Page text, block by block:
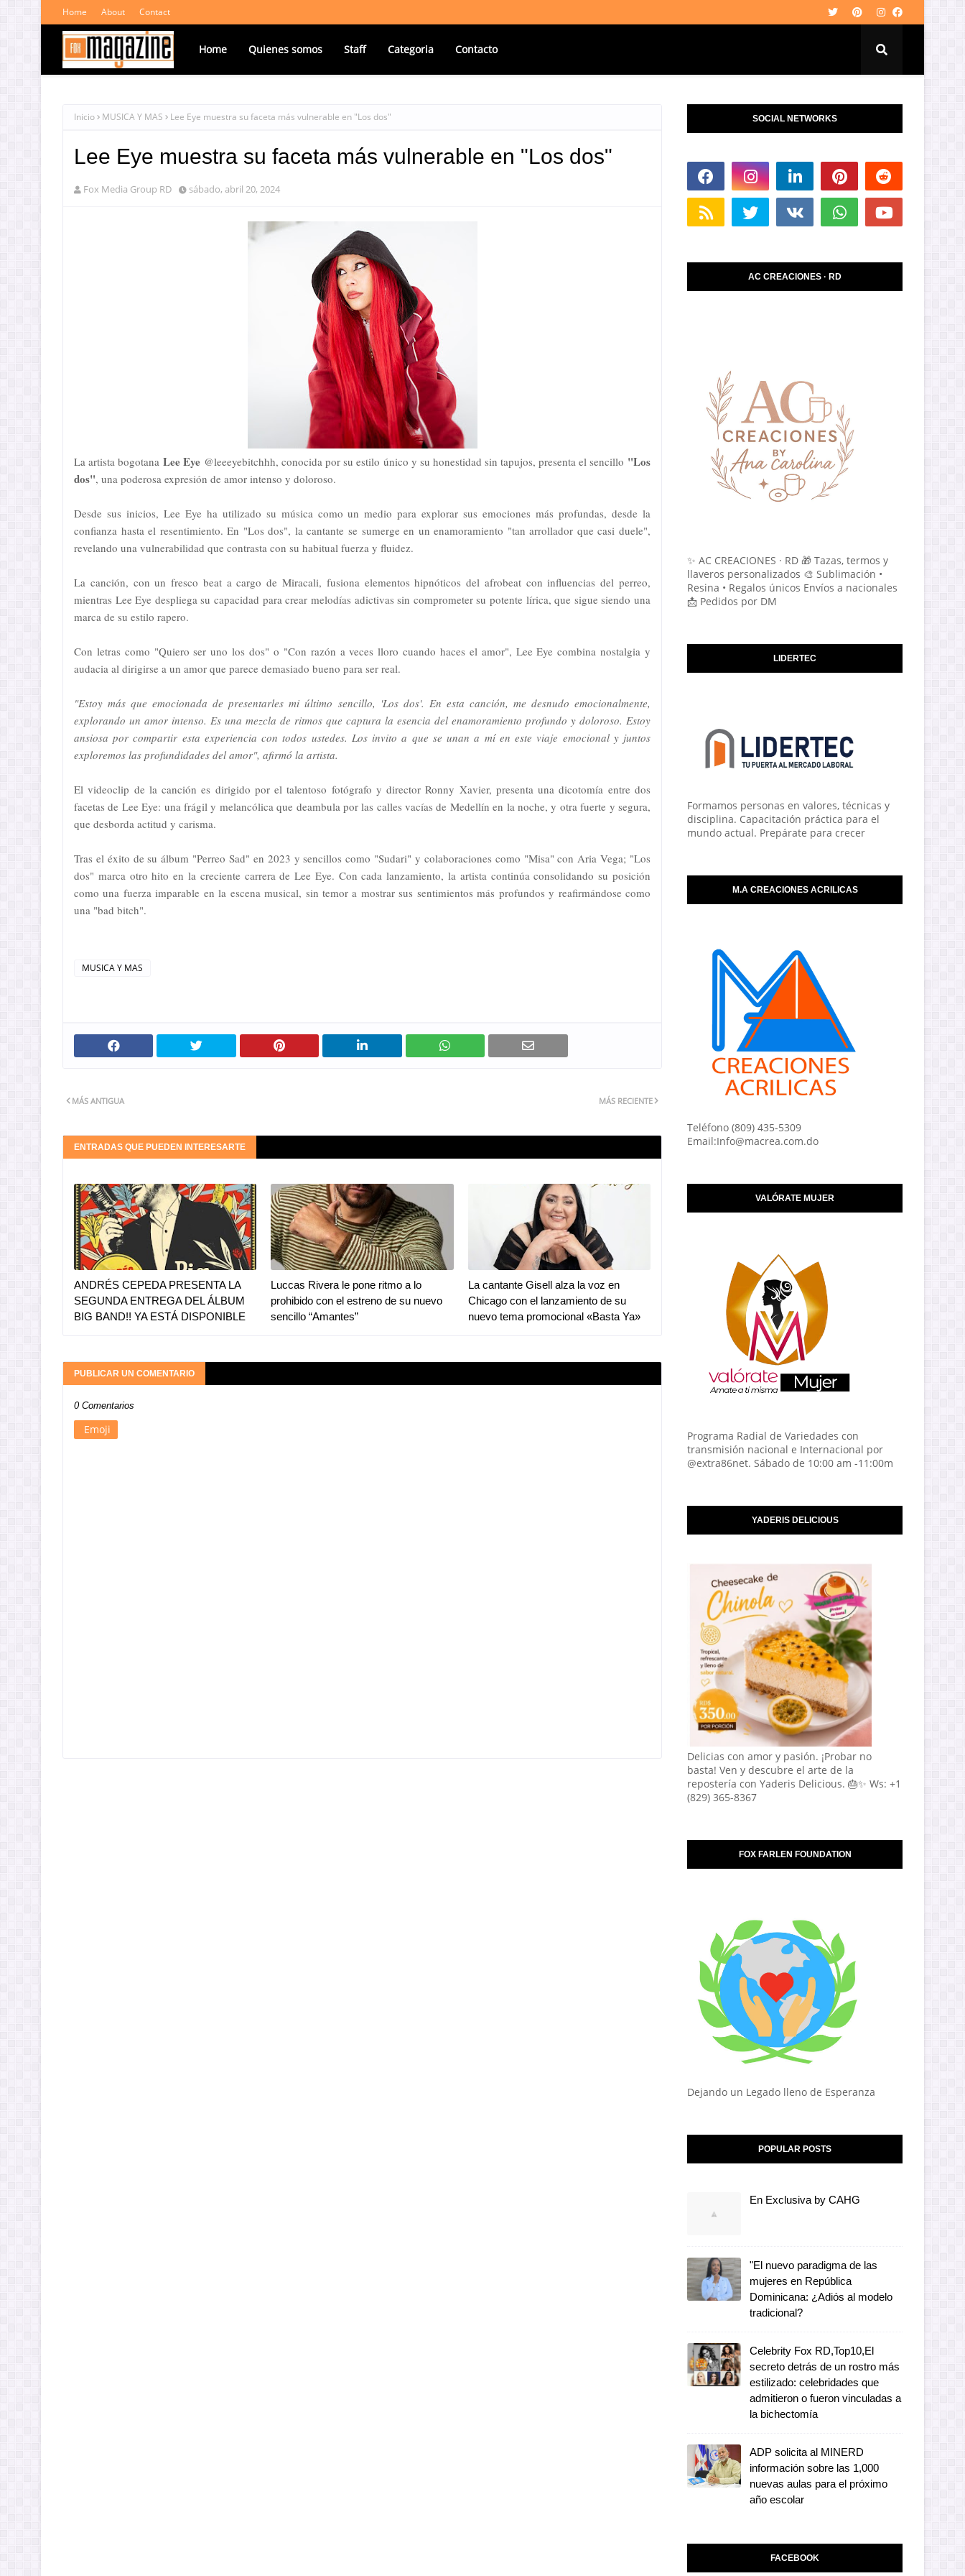
Home About Contact
Home Quienes somos Staff Categoria Contacto
Inicio MUSICA Y MAS Lee Eye muestra su faceta más vulnerable en "Los dos"
Lee Eye muestra su faceta más vulnerable en "Los dos"
Fox Media Group RD sábado, abril 20, 2024
La artista bogotanaLee Eye @leeeyebitchhh, conocida por su estilo único y su honestidad sin tapujos, presenta el sencillo "Los
dos", una poderosa expresión de amor intenso y doloroso.
Desde sus inicios, Lee Eye ha utilizado su música como un medio para explorar sus emociones más profundas, desde la
confianza hasta el resentimiento. En "Los dos", la cantante se sumerge en un enamoramiento "tan arrollador que casi duele",
revelando una vulnerabilidad que contrasta con su habitual fuerza y fluidez.
La canción, con un fresco beat a cargo de Miracali, fusiona elementos hipnóticos del afrobeat con influencias del perreo,
mientras Lee Eye despliega su capacidad para crear melodías adictivas sin comprometer su potente lírica, que sigue siendo una
marca de su estilo rapero.
Con letras como "Quiero ser uno los dos" o "Con razón a veces lloro cuando haces el amor", Lee Eye combina nostalgia y
audacia al dirigirse a un amor que parece demasiado bueno para ser real.
"Estoy más que emocionada de presentarles mi último sencillo, 'Los dos'. En esta canción, me desnudo emocionalmente,
explorando un amor intenso. Es una mezcla de ritmos que captura la esencia del enamoramiento profundo y doloroso. Estoy
ansiosa por compartir esta experiencia con todos ustedes. Los invito a que se unan a mí en este viaje emocional y juntos
exploremos las profundidades del amor", afirmó la artista.
El videoclip de la canción es dirigido por el talentoso fotógrafo y director Ronny Xavier, presenta una dicotomía entre dos
facetas de Lee Eye: una frágil y melancólica que deambula por las calles vacías de Medellín en la noche, y otra fuerte y segura,
que desborda actitud y carisma.
Tras el éxito de su álbum "Perreo Sad" en 2023 y sencillos como "Sudari" y colaboraciones como "Misa" con Aria Vega; "Los
dos" marca otro hito en la creciente carrera de Lee Eye. Con cada lanzamiento, la artista continúa consolidando su posición
como una fuerza imparable en la escena musical, sin temor a mostrar sus sentimientos más profundos y reafirmándose como
una "bad bitch".
MUSICA Y MAS
MÁS RECIENTE
MÁS ANTIGUA
ENTRADAS QUE PUEDEN INTERESARTE
ANDRÉS CEPEDA PRESENTA LA
SEGUNDA ENTREGA DEL ÁLBUM
BIG BAND!! YA ESTÁ DISPONIBLE
Luccas Rivera le pone ritmo a lo
prohibido con el estreno de su nuevo
sencillo “Amantes”
La cantante Gisell alza la voz en
Chicago con el lanzamiento de su
nuevo tema promocional «Basta Ya»
PUBLICAR UN COMENTARIO
0 Comentarios
Emoji
SOCIAL NETWORKS
AC CREACIONES · RD
✨ AC CREACIONES · RD 🎁 Tazas, termos y
llaveros personalizados 🎨 Sublimación •
Resina • Regalos únicos Envíos a nacionales
📩 Pedidos por DM
LIDERTEC
Formamos personas en valores, técnicas y
disciplina. Capacitación práctica para el
mundo actual. Prepárate para crecer
M.A CREACIONES ACRILICAS
Teléfono (809) 435-5309
Email:Info@macrea.com.do
VALÓRATE MUJER
Programa Radial de Variedades con
transmisión nacional e Internacional por
@extra86net. Sábado de 10:00 am -11:00m
YADERIS DELICIOUS
Delicias con amor y pasión. ¡Probar no
basta! Ven y descubre el arte de la
repostería con Yaderis Delicious. 🎂✨ Ws: +1
(829) 365-8367
FOX FARLEN FOUNDATION
Dejando un Legado lleno de Esperanza
POPULAR POSTS
En Exclusiva by CAHG
"El nuevo paradigma de las
mujeres en República
Dominicana: ¿Adiós al modelo
tradicional?
Celebrity Fox RD,Top10,El
secreto detrás de un rostro más
estilizado: celebridades que
admitieron o fueron vinculadas a
la bichectomía
ADP solicita al MINERD
información sobre las 1,000
nuevas aulas para el próximo
año escolar
FACEBOOK